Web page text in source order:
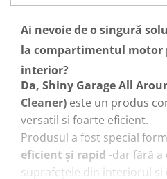
Jante şi Anvelope
Compartiment Motor
Paint Protection Film (PPF)
Oferte Speciale
Detailing Outlet
Distinct Lifestyle
Acreditări & Training
Ai nevoie de o singură
la compartimentul motor
interior?
Da, Shiny Garage All
Cleaner) este un produs
versatil si foarte eficient.
Produsul a fost special
eficient și rapid -dar fără
suprafeţele din interiorul și